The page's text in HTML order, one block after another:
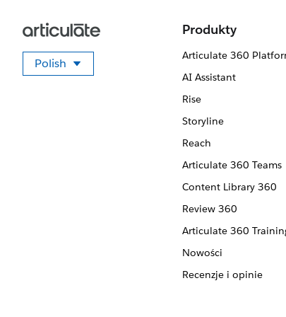
Polish
Wybierz swój język
Produkty
Articulate 360
AI Assistant
Rise
Storyline
Reach
Articulate 360 Teams
Content Library 360
Review 360
Articulate 360
Nowości
Recenzje i opinie